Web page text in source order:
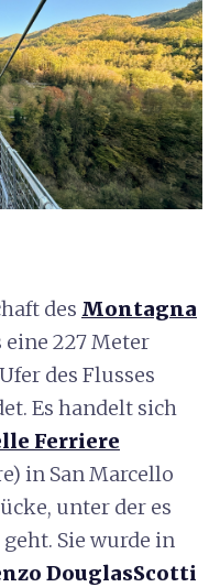
des Montagna
eine 227 Meter
des Flusses
Es handelt sich
Ferriere
in San Marcello
unter der es
Sie wurde in
DouglasScotti